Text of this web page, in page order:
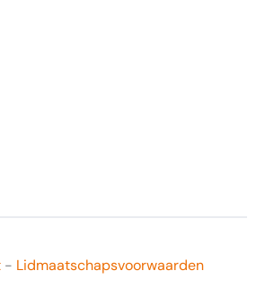
- Lidmaatschapsvoorwaarden